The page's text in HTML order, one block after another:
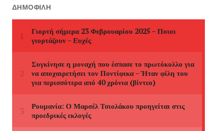
ΔΗΜΟΦΙΛΉ